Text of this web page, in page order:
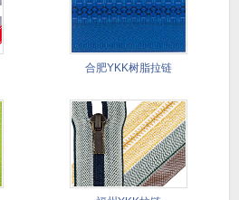
合肥YKK树脂拉链